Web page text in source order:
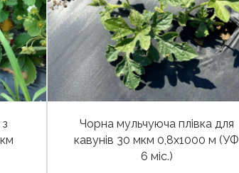
Чорна мульчуюча плівка для
кавунів 30 мкм 0,8х1000 м (УФ
6 міс.)